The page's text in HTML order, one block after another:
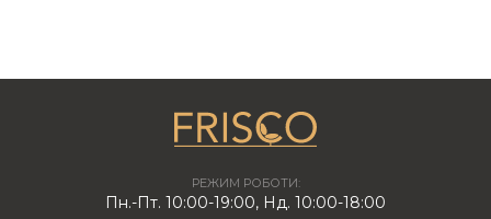
РЕЖИМ РОБОТИ:
Пн.-Пт. 10:00-19:00, Нд. 10:00-18:00